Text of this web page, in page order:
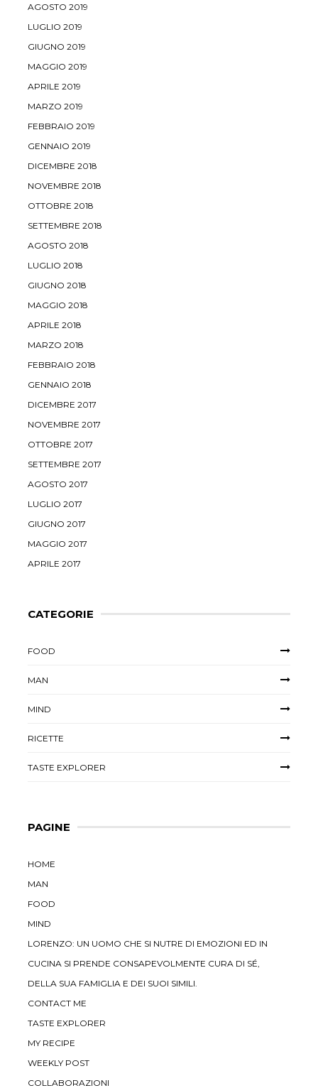
AGOSTO 2019
LUGLIO 2019
GIUGNO 2019
MAGGIO 2019
APRILE 2019
MARZO 2019
FEBBRAIO 2019
GENNAIO 2019
DICEMBRE 2018
NOVEMBRE 2018
OTTOBRE 2018
SETTEMBRE 2018
AGOSTO 2018
LUGLIO 2018
GIUGNO 2018
MAGGIO 2018
APRILE 2018
MARZO 2018
FEBBRAIO 2018
GENNAIO 2018
DICEMBRE 2017
NOVEMBRE 2017
OTTOBRE 2017
SETTEMBRE 2017
AGOSTO 2017
LUGLIO 2017
GIUGNO 2017
MAGGIO 2017
APRILE 2017
CATEGORIE
FOOD
MAN
MIND
RICETTE
TASTE EXPLORER
PAGINE
HOME
MAN
FOOD
MIND
LORENZO: UN UOMO CHE SI NUTRE DI EMOZIONI ED IN
CUCINA SI PRENDE CONSAPEVOLMENTE CURA DI SÉ,
DELLA SUA FAMIGLIA E DEI SUOI SIMILI.
CONTACT ME
TASTE EXPLORER
MY RECIPE
WEEKLY POST
COLLABORAZIONI